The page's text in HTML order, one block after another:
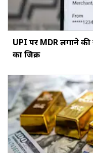
UPI पर MDR लगाने की
का जिक्र